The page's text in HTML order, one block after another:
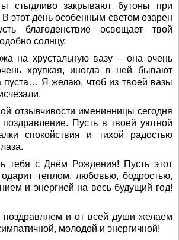
стыдливо закрывают бутоны при
этот день особенным светом озарен
благоденствие освещает твой
солнцу.
на хрустальную вазу – она очень
хрупкая, иногда в ней бывают
пуста… Я желаю, чтоб из твоей вазы
отзывчивости именинницы сегодня
Пусть в твоей уютной
спокойствия и тихой радостью
тебя с Днём Рождения! Пусть этот
теплом, любовью, бодростью,
и энергией на весь будущий год!
и от всей души желаем
молодой и энергичной!